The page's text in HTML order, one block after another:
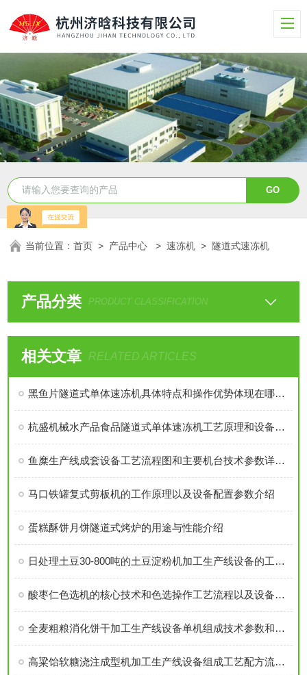
当前位置：首页 > 产品中心 >速冻机 >隧道式速冻机
产品分类 PRODUCT CLASSIFICATION
相关文章 RELATED ARTICLES
黑鱼片隧道式单体速冻机具体特点和操作优势体现在哪里呢？
杭盛机械水产品食品隧道式单体速冻机工艺原理和设备产品特点优势介绍
鱼糜生产线成套设备工艺流程图和主要机台技术参数详细分析介绍
马口铁罐复式剪板机的工作原理以及设备配置参数介绍
蛋糕酥饼月饼隧道式烤炉的用途与性能介绍
日处理土豆30-800吨的土豆淀粉机加工生产线设备的工艺流程特点介绍
酸枣仁色选机的核心技术和色选操作工艺流程以及设备优势介绍
全麦粗粮消化饼干加工生产线设备单机组成技术参数和设备特点详细介绍
高粱饴软糖浇注成型机加工生产线设备组成工艺配方流程和设备特点详细概述